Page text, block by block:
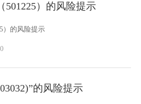
501225）的风险提示
）的风险提示
的风险提示